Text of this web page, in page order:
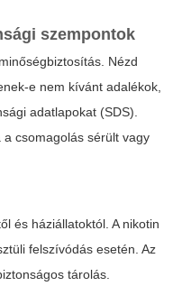
szempontok
Nézd
e nem kívánt adalékok,
adatlapokat (SDS).
csomagolás sérült vagy
és háziállatoktól. A nikotin
felszívódás esetén. Az
tárolás.